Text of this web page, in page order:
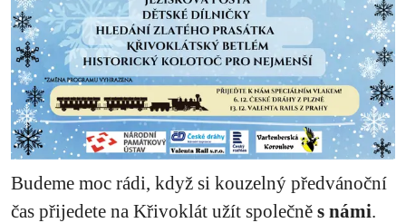
Budeme moc rádi, když si kouzelný předvánoční
čas přijedete na Křivoklát užít společně s námi.